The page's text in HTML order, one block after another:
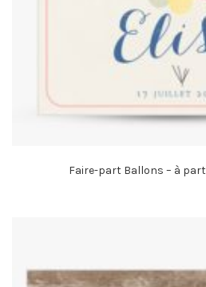
Faire-part Ballons – à